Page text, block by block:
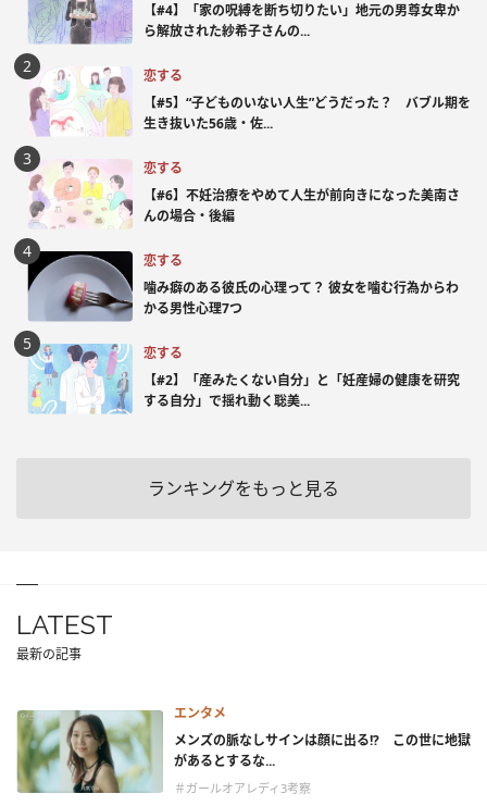
【#4】「家の呪縛を断ち切りたい」地元の男尊女卑か
ら解放された紗希子さんの...
恋する
【#5】“子どものいない人生”どうだった？ バブル期を
生き抜いた56歳・佐...
恋する
【#6】不妊治療をやめて人生が前向きになった美南さ
んの場合・後編
恋する
噛み癖のある彼氏の心理って？ 彼女を噛む行為からわ
かる男性心理7つ
恋する
【#2】「産みたくない自分」と「妊産婦の健康を研究
する自分」で揺れ動く聡美...
ランキングをもっと見る
LATEST
最新の記事
エンタメ
メンズの脈なしサインは顔に出る!? この世に地獄
があるとするな...
＃ガールオアレディ3考察